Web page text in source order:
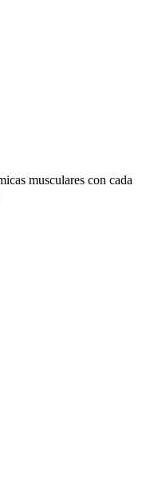
musculares con cada